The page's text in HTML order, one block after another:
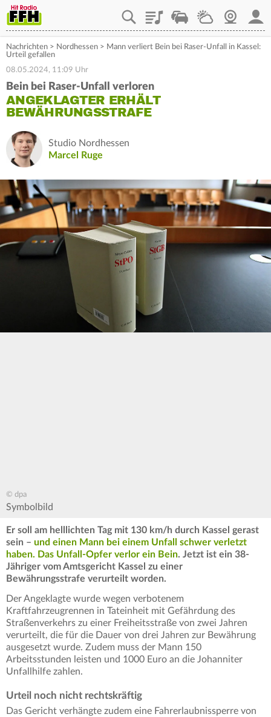
PlaylistStaupilotWetterWebcam
Nachrichten > Nordhessen > Mann verliert Bein bei Raser-Unfall in Kassel:
Urteil gefallen
08.05.2024, 11:09 Uhr
Bein bei Raser-Unfall verloren
ANGEKLAGTER ERHÄLT
BEWÄHRUNGSSTRAFE
Studio Nordhessen
Marcel Ruge
© dpa
Symbolbild
Er soll am helllichten Tag mit 130 km/h durch Kassel gerast
sein – und einen Mann bei einem Unfall schwer verletzt
haben. Das Unfall-Opfer verlor ein Bein. Jetzt ist ein 38-
Jähriger vom Amtsgericht Kassel zu einer
Bewährungsstrafe verurteilt worden.
Der Angeklagte wurde wegen verbotenem
Kraftfahrzeugrennen in Tateinheit mit Gefährdung des
Straßenverkehrs zu einer Freiheitsstraße von zwei Jahren
verurteilt, die für die Dauer von drei Jahren zur Bewährung
ausgesetzt wurde. Zudem muss der Mann 150
Arbeitsstunden leisten und 1000 Euro an die Johanniter
Unfallhilfe zahlen.
Urteil noch nicht rechtskräftig
Das Gericht verhängte zudem eine Fahrerlaubnissperre von